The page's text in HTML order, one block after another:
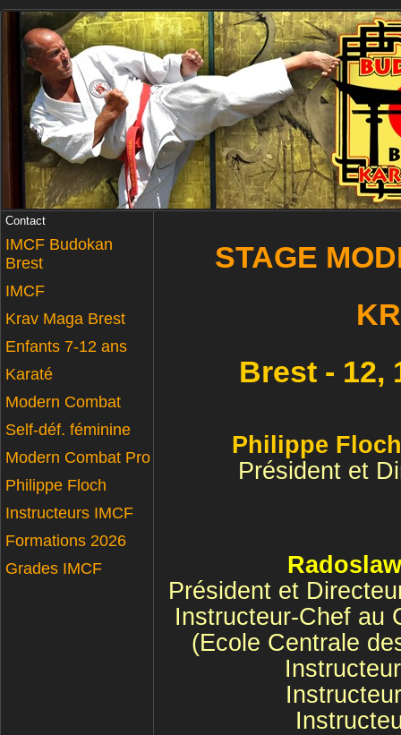
Contact
IMCF Budokan
Brest
IMCF
Krav Maga Brest
Enfants 7-12 ans
Karaté
Modern Combat
Self-déf. féminine
Modern Combat Pro
Philippe Floch
Instructeurs IMCF
Formations 2026
Grades IMCF
STAGE
Brest - 12,
Philippe
Président et
Président et
Instructeur-Chef au
(Ecole Centrale